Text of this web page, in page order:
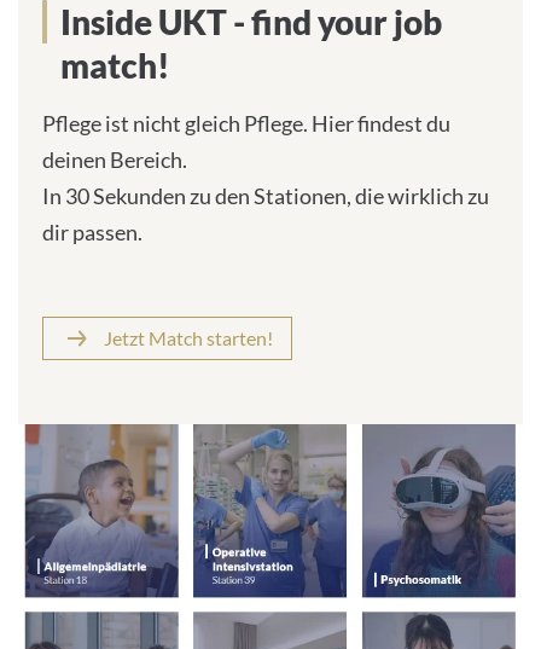
Inside UKT - find your job
match!
Pflege ist nicht gleich Pflege. Hier findest du
deinen Bereich.
In 30 Sekunden zu den Stationen, die wirklich zu
dir passen.
Jetzt Match starten!